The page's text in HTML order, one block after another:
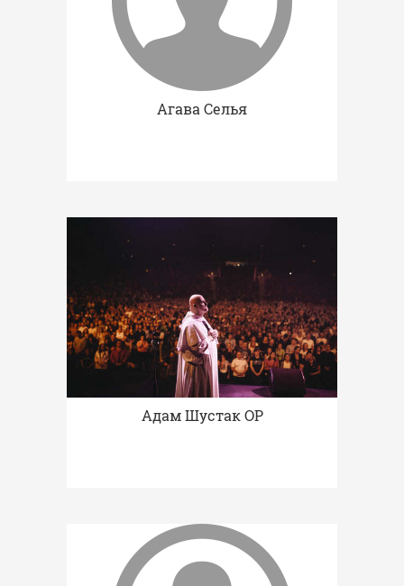
Агава Селья
Адам Шустак OP